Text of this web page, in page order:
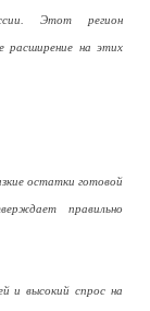
Этот регион
расширение на этих
остатки готовой
правильно
и высокий спрос на